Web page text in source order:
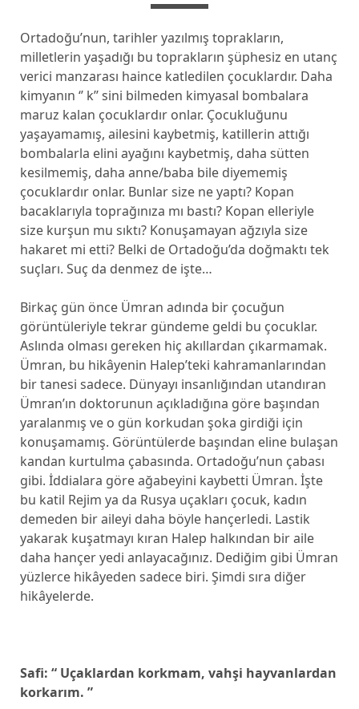
Ortadoğu’nun, tarihler yazılmış toprakların,
milletlerin yaşadığı bu toprakların şüphesiz en utanç
verici manzarası haince katledilen çocuklardır. Daha
kimyanın ‘’ k’’ sini bilmeden kimyasal bombalara
maruz kalan çocuklardır onlar. Çocukluğunu
yaşayamamış, ailesini kaybetmiş, katillerin attığı
bombalarla elini ayağını kaybetmiş, daha sütten
kesilmemiş, daha anne/baba bile diyememiş
çocuklardır onlar. Bunlar size ne yaptı? Kopan
bacaklarıyla toprağınıza mı bastı? Kopan elleriyle
size kurşun mu sıktı? Konuşamayan ağzıyla size
hakaret mi etti? Belki de Ortadoğu’da doğmaktı tek
suçları. Suç da denmez de işte…
Birkaç gün önce Ümran adında bir çocuğun
görüntüleriyle tekrar gündeme geldi bu çocuklar.
Aslında olması gereken hiç akıllardan çıkarmamak.
Ümran, bu hikâyenin Halep’teki kahramanlarından
bir tanesi sadece. Dünyayı insanlığından utandıran
Ümran’ın doktorunun açıkladığına göre başından
yaralanmış ve o gün korkudan şoka girdiği için
konuşamamış. Görüntülerde başından eline bulaşan
kandan kurtulma çabasında. Ortadoğu’nun çabası
gibi. İddialara göre ağabeyini kaybetti Ümran. İşte
bu katil Rejim ya da Rusya uçakları çocuk, kadın
demeden bir aileyi daha böyle hançerledi. Lastik
yakarak kuşatmayı kıran Halep halkından bir aile
daha hançer yedi anlayacağınız. Dediğim gibi Ümran
yüzlerce hikâyeden sadece biri. Şimdi sıra diğer
hikâyelerde.
Safi: “ Uçaklardan korkmam, vahşi hayvanlardan
korkarım. ”